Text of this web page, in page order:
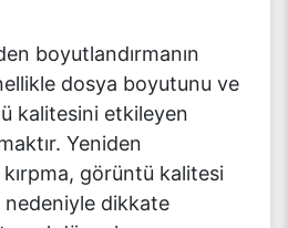
boyutlandırmanın
dosya boyutunu ve
kalitesini etkileyen
Yeniden
görüntü kalitesi
dikkate